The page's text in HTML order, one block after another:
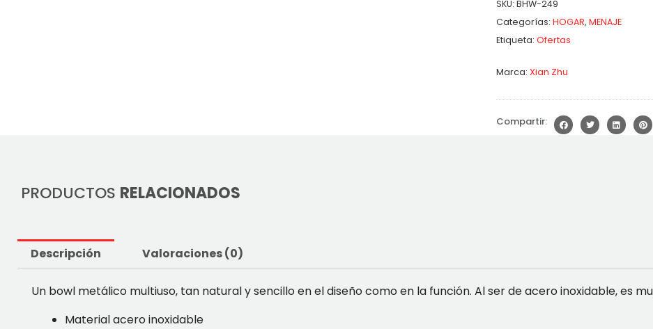
SKU: BHW-249
Categorías: HOGAR, MENAJE
Etiqueta: Ofertas
Marca: Xian Zhu
Compartir:
PRODUCTOS RELACIONADOS
Descripción Valoraciones (0)
Un bowl metálico multiuso, tan natural y sencillo en el diseño como en la función. Al ser de acero inoxidable, es
Material acero inoxidable